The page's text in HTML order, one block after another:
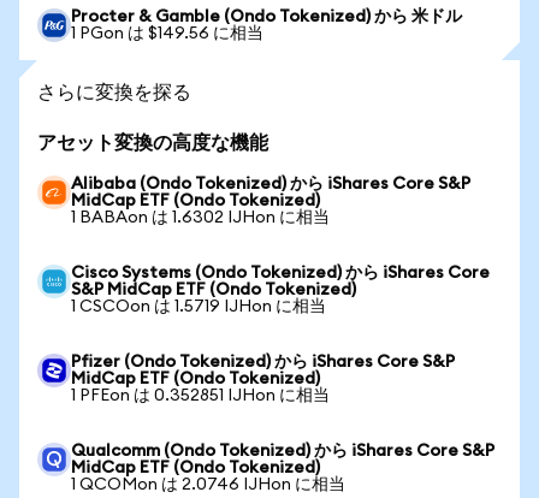
Procter & Gamble (Ondo Tokenized) から 米ドル
1 PGon は $149.56 に相当
さらに変換を探る
アセット変換の高度な機能
Alibaba (Ondo Tokenized) から iShares Core S&P
MidCap ETF (Ondo Tokenized)
1 BABAon は 1.6302 IJHon に相当
Cisco Systems (Ondo Tokenized) から iShares Core
S&P MidCap ETF (Ondo Tokenized)
1 CSCOon は 1.5719 IJHon に相当
Pfizer (Ondo Tokenized) から iShares Core S&P
MidCap ETF (Ondo Tokenized)
1 PFEon は 0.352851 IJHon に相当
Qualcomm (Ondo Tokenized) から iShares Core S&P
MidCap ETF (Ondo Tokenized)
1 QCOMon は 2.0746 IJHon に相当